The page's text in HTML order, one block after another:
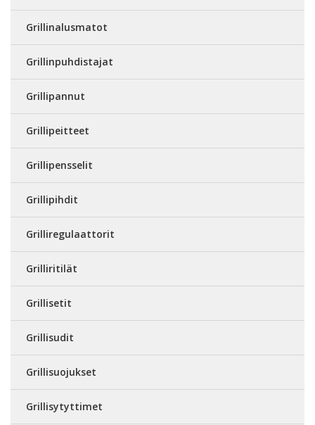
Grillinalusmatot
Grillinpuhdistajat
Grillipannut
Grillipeitteet
Grillipensselit
Grillipihdit
Grilliregulaattorit
Grilliritilät
Grillisetit
Grillisudit
Grillisuojukset
Grillisytyttimet